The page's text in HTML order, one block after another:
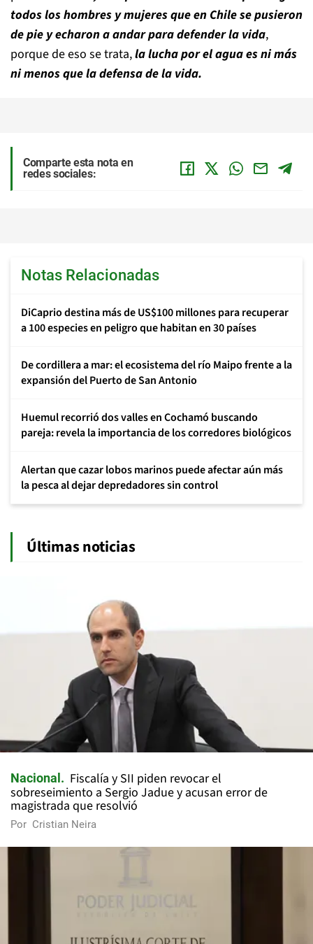
todos los hombres y mujeres que en Chile se pusieron
de pie y echaron a andar para defender la vida,
porque de eso se trata,la lucha por el agua es ni más
ni menos que la defensa de la vida.
Comparte esta nota en
redes sociales:
Notas Relacionadas
DiCaprio destina más de US$100 millones para recuperar
a 100 especies en peligro que habitan en 30 países
De cordillera a mar: el ecosistema del río Maipo frente a la
expansión del Puerto de San Antonio
Huemul recorrió dos valles en Cochamó buscando
pareja: revela la importancia de los corredores biológicos
Alertan que cazar lobos marinos puede afectar aún más
la pesca al dejar depredadores sin control
Últimas noticias
Nacional
Fiscalía y SII piden revocar el
sobreseimiento a Sergio Jadue y acusan error de
magistrada que resolvió
Por Cristian Neira